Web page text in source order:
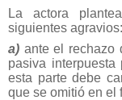
La actora
siguientes agravios:
a) ante el rechazo
pasiva interpuesta
esta parte debe
que se omitió en el